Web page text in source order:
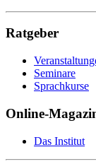
Ratgeber
Seminare
Sprachkurse
Online-
Das Institut